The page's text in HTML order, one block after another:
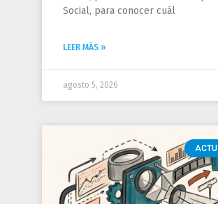
Social, para conocer cuál
LEER MÁS »
agosto 5, 2026